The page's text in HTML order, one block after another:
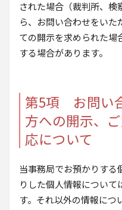
された場合（裁判所、
ら、お問い合わせをい
ての開示を求められた場
する場合があります。
第5項 お問い
方への開示、
応について
当事務局でお預かりする
りした個人情報につい
す。それ以外の情報につ